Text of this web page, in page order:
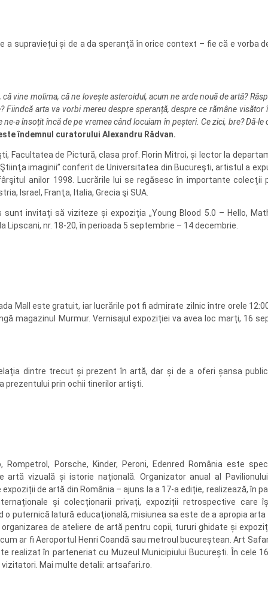
a supraviețui și de a da speranță în orice context – fie că e vorba
vine molima, că ne lovește asteroidul, acum ne arde nouă de artă?
Fiindcă arta va vorbi mereu despre speranță, despre ce rămâne visător
a însoțit încă de pe vremea când locuiam în peșteri. Ce zici, bre? Dă-le
îndemnul curatorului Alexandru Rădvan.
Facultatea de Pictură, clasa prof. Florin Mitroi, și lector la
imaginii” conferit de Universitatea din Bucureşti, artistul a
anilor 1998.
Lucrările lui se regăsesc în importante colecţii
Israel, Franţa, Italia, Grecia şi SUA.
invitați să viziteze și expoziția „Young Blood 5.0 – Hello,
Lipscani, nr. 18-20, în perioada 5 septembrie – 14 decembrie.
Mall este gratuit, iar lucrările pot fi admirate zilnic între orele
magazinul Murmur. Vernisajul expoziției va avea loc marți, 16
dintre trecut și prezent în artă, dar și de a oferi șansa
prin ochii tinerilor artiști.
Porsche, Kinder, Peroni, Edenred România este
artă vizuală și istorie națională. Organizator anual al
de artă din România – ajuns la a 17-a ediție, realizează, în
și colecționarii privați, expoziții retrospective care
o puternică latură educaţională, misiunea sa este de a apropia arta
de ateliere de artă pentru copii, tururi ghidate și
ar fi Aeroportul Henri Coandă sau metroul bucureștean. Art
realizat în parteneriat cu Muzeul Municipiului București. În cele
Mai multe detalii: artsafari.ro.